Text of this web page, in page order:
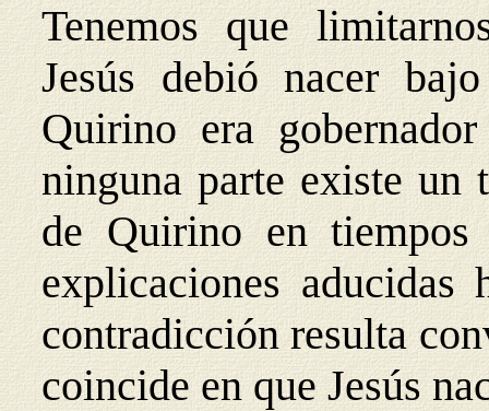
Tenemos que
Jesús debió nacer
Quirino era
ninguna parte existe un
de Quirino en
explicaciones aducidas
contradicción resulta
coincide en que Jesús